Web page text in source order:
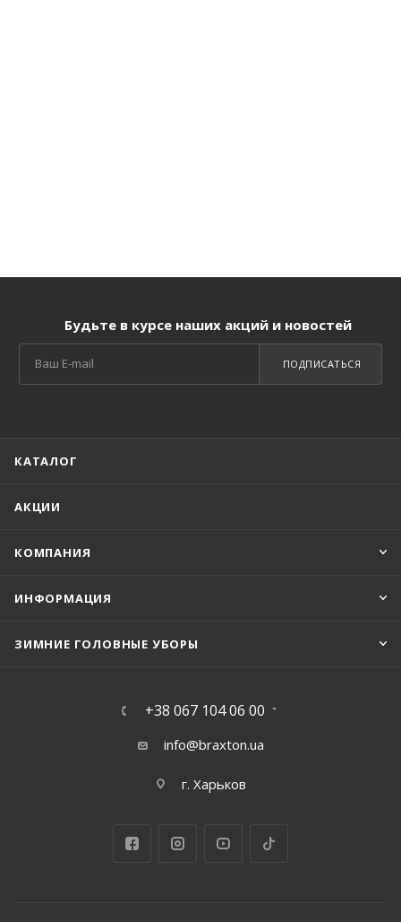
Будьте в курсе наших акций и новостей
ПОДПИСАТЬСЯ
КАТАЛОГ
АКЦИИ
КОМПАНИЯ
ИНФОРМАЦИЯ
ЗИМНИЕ ГОЛОВНЫЕ УБОРЫ
+38 067 104 06 00
info@braxton.ua
г. Харьков